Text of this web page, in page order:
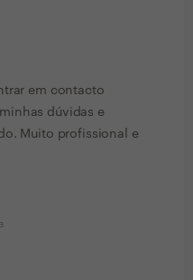
em contacto
dúvidas e
Muito profissional e